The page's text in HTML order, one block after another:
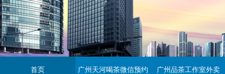
首页 广州天河喝茶微信预约 广州品茶工作室外卖